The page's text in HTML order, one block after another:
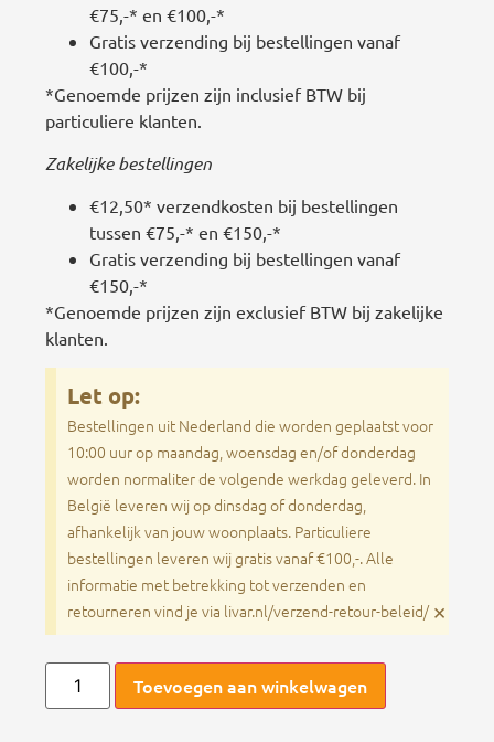
€75,-* en €100,-*
Gratis verzending bij bestellingen vanaf
€100,-*
*Genoemde prijzen zijn inclusief BTW bij
particuliere klanten.
Zakelijke bestellingen
€12,50* verzendkosten bij bestellingen
tussen €75,-* en €150,-*
Gratis verzending bij bestellingen vanaf
€150,-*
*Genoemde prijzen zijn exclusief BTW bij zakelijke
klanten.
Let op:
Bestellingen uit Nederland die worden geplaatst voor
10:00 uur op maandag, woensdag en/of donderdag
worden normaliter de volgende werkdag geleverd. In
België leveren wij op dinsdag of donderdag,
afhankelijk van jouw woonplaats. Particuliere
bestellingen leveren wij gratis vanaf €100,-. Alle
informatie met betrekking tot verzenden en
retourneren vind je via livar.nl/verzend-retour-beleid/ ×
Toevoegen aan winkelwagen